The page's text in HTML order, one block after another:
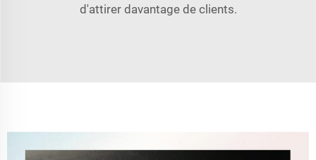
d'attirer davantage de clients.